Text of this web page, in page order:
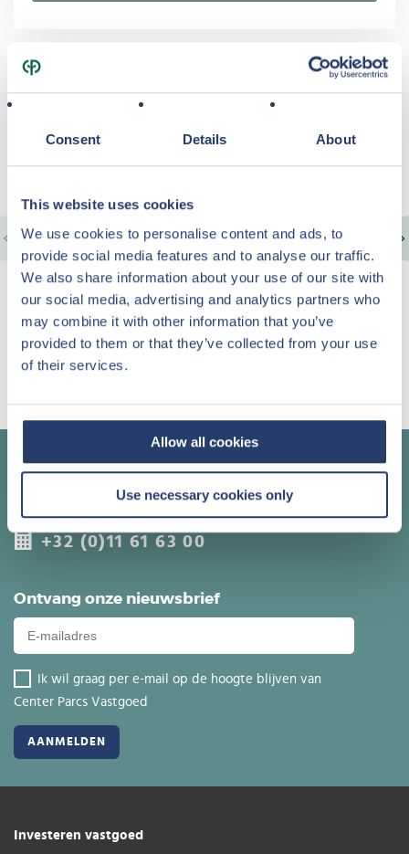
Consent Details About
This website uses cookies
We use cookies to personalise content and ads, to
provide social media features and to analyse our traffic.
We also share information about your use of our site with
our social media, advertising and analytics partners who
may combine it with other information that you’ve
provided to them or that they’ve collected from your use
of their services.
Allow all cookies
Use necessary cookies only
Waarom investeren bij Center Parcs
Stabiele huuropbrengst
Center Parcs biedt u als eigenaar voor de meeste
investeringsprojecten gegarandeerde en stabiele huurinkomsten.
Ontvang onze nieuwsbrief
Ik wil graag per e-mail op de hoogte blijven van
Center Parcs Vastgoed
Contacteer meteen één van onze
vastgoed adviseurs
+32 (0)11 61 63 00
Investeren vastgoed